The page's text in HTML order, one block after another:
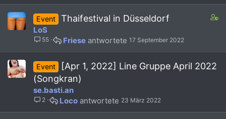
C
a
t
Event Thaifestival in Düsseldorf
LoS
55 17 September 2022
Friese
Event
[Apr 1, 2022] Line Gruppe April 2022
(Songkran)
se.basti.an
2 23 März 2022
Loco